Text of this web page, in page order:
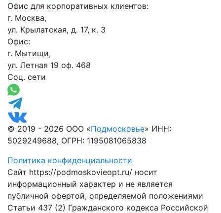
Офис для корпоративных клиентов:
г. Москва,
ул. Крылатская, д. 17, к. 3
Офис:
г. Мытищи,
ул. Летная 19 оф. 468
Соц. сети
© 2019 - 2026 ООО «Подмосковье» ИНН:
5029249688, ОГРН: 1195081065838
Политика конфиденциальности
Сайт https://podmoskovieopt.ru/ носит
информационный характер и не является
публичной офертой, определяемой положениями
Статьи 437 (2) Гражданского кодекса Российской